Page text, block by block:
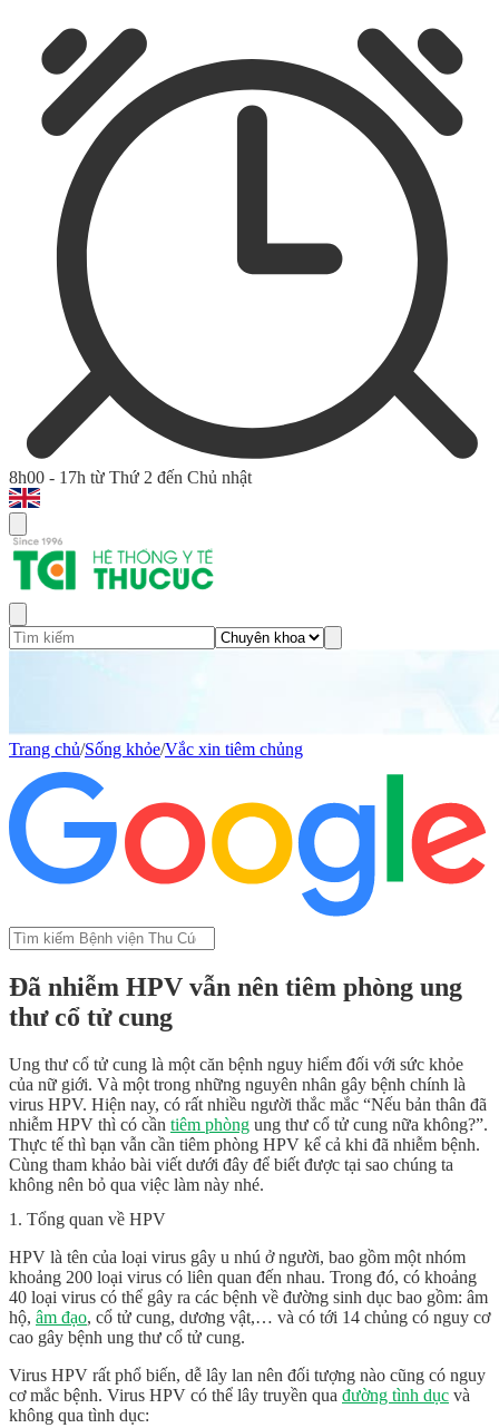
8h00 - 17h từ Thứ 2 đến Chủ nhật
Trang chủ/Sống khỏe/Vắc xin tiêm chủng
Đã nhiễm HPV vẫn nên tiêm phòng ung
thư cổ tử cung
Ung thư cổ tử cung là một căn bệnh nguy hiểm đối với sức khỏe
của nữ giới. Và một trong những nguyên nhân gây bệnh chính là
virus HPV. Hiện nay, có rất nhiều người thắc mắc “Nếu bản thân đã
nhiễm HPV thì có cần tiêm phòng ung thư cổ tử cung nữa không?”.
Thực tế thì bạn vẫn cần tiêm phòng HPV kể cả khi đã nhiễm bệnh.
Cùng tham khảo bài viết dưới đây để biết được tại sao chúng ta
không nên bỏ qua việc làm này nhé.
1. Tổng quan về HPV
HPV là tên của loại virus gây u nhú ở người, bao gồm một nhóm
khoảng 200 loại virus có liên quan đến nhau. Trong đó, có khoảng
40 loại virus có thể gây ra các bệnh về đường sinh dục bao gồm: âm
hộ, âm đạo, cổ tử cung, dương vật,… và có tới 14 chủng có nguy cơ
cao gây bệnh ung thư cổ tử cung.
Virus HPV rất phổ biến, dễ lây lan nên đối tượng nào cũng có nguy
cơ mắc bệnh. Virus HPV có thể lây truyền qua đường tình dục và
không qua tình dục: